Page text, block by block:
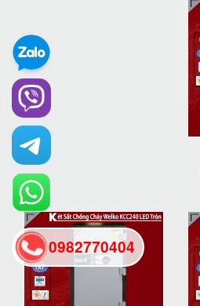
0982770404